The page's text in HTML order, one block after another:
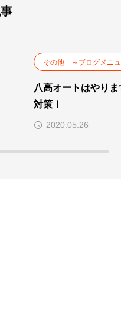
その他 ～ブログメニ
八高オートはやり
対策！
2020.05.26